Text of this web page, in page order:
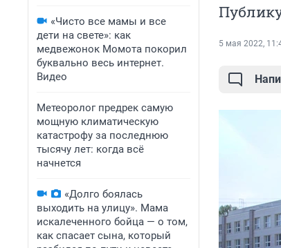
«Чисто все мамы и все
дети на свете»: как
медвежонок Момота покорил
буквально весь интернет.
Видео
Метеоролог предрек самую
мощную климатическую
катастрофу за последнюю
тысячу лет: когда всё
начнется
«Долго боялась
выходить на улицу». Мама
искалеченного бойца — о том,
как спасает сына, который
5 мая 2022,